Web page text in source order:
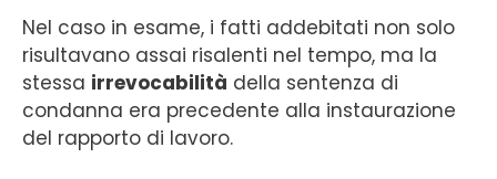
Nel caso in esame, i fatti addebitati non solo
risultavano assai risalenti nel tempo, ma la
stessa irrevocabilità della sentenza di
condanna era precedente alla instaurazione
del rapporto di lavoro.